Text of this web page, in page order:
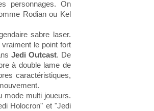
personnages. On
Rodian ou Kel
sabre laser.
le point fort
Jedi Outcast. De
à double lame de
caractéristiques,
mode multi joueurs.
Holocron" et "Jedi